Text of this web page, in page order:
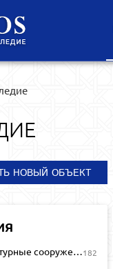
НОВЫЙ ОБЪЕКТ
сооружения 182